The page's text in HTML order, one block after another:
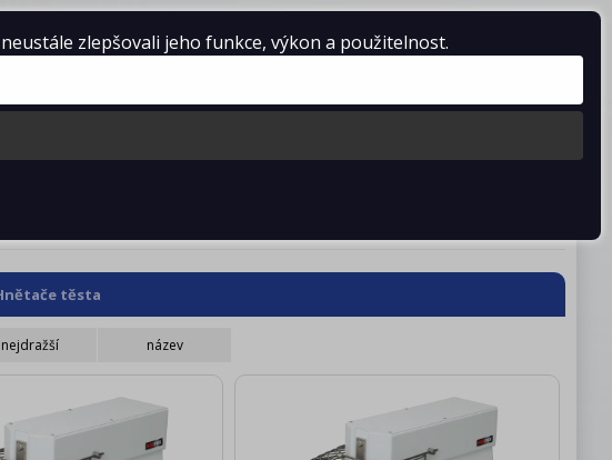
Ke stažení Kontakty
těsta
nejdražší název
zlepšovali jeho funkce, výkon a použitelnost.